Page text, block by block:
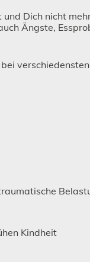
Dich nicht
Ängste,
Kindheit